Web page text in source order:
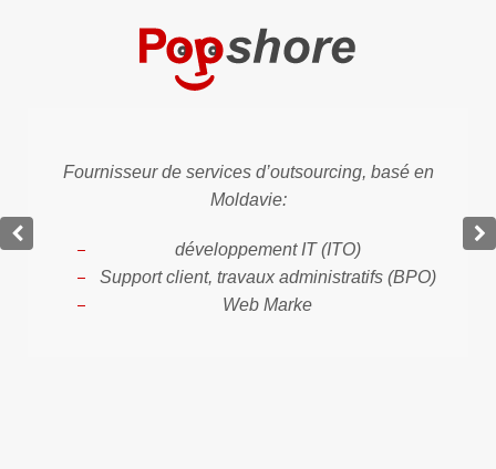
Fournisseur de services d’outsourcing, basé en
Moldavie:
développement IT (ITO)
Support client, travaux administratifs (BPO)
Web Marke